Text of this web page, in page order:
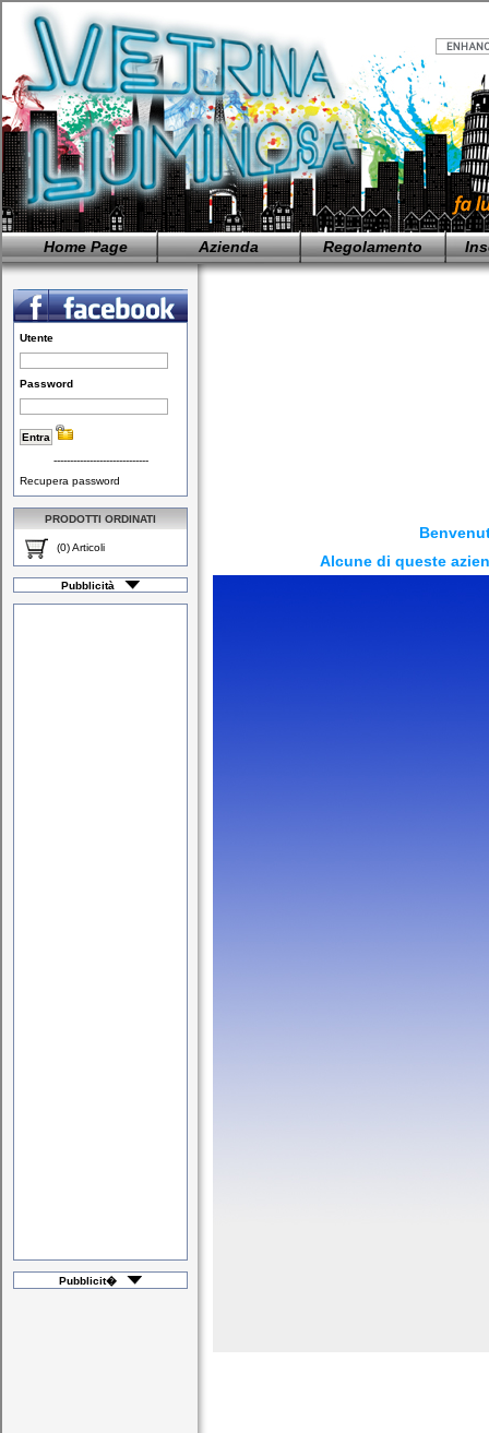
Home Page Azienda Regolamento
Utente
Password
-----------------------------
Recupera password
PRODOTTI ORDINATI
(0) Articoli
Pubblicità
Pubblicit�
Alcune di queste